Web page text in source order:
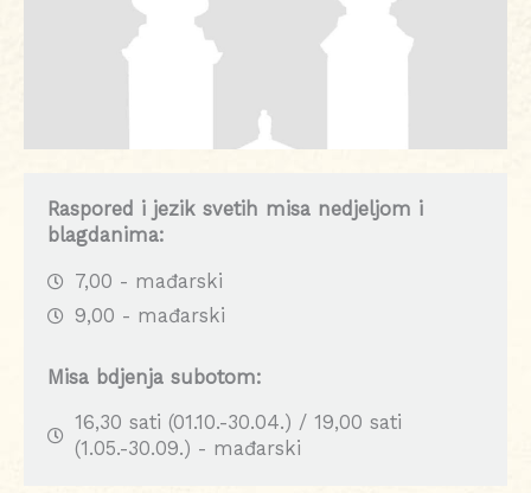
Raspored i jezik svetih misa nedjeljom i
blagdanima:
7,00 - mađarski
9,00 - mađarski
Misa bdjenja subotom:
16,30 sati (01.10.-30.04.) / 19,00 sati
(1.05.-30.09.) - mađarski